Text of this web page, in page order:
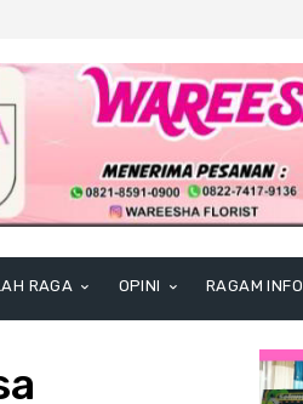
RAGA OPINI RAGAM INFO